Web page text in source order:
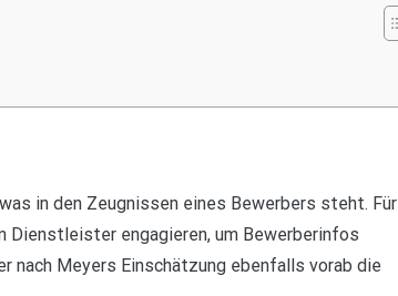
in den Zeugnissen eines Bewerbers steht. Für
Dienstleister engagieren, um Bewerberinfos
nach Meyers Einschätzung ebenfalls vorab die